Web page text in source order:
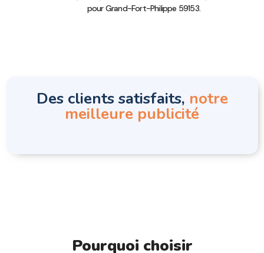
pour Grand-Fort-Philippe 59153.
Des clients satisfaits, notre
meilleure publicité
Pourquoi choisir